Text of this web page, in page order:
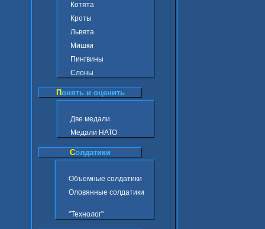
Котята
Кроты
Львята
Мишки
Пингвины
Слоны
Понять и оценить
Две медали
Медали НАТО
Солдатики
Объемные солдатики
Оловянные солдатики
"Технолог"